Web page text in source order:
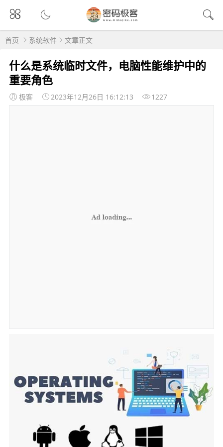
首页 系统软件 文章正文
什么是系统临时文件，电脑性能维护中的
重要角色
极客 2023年12月26日 16:12:13 1227